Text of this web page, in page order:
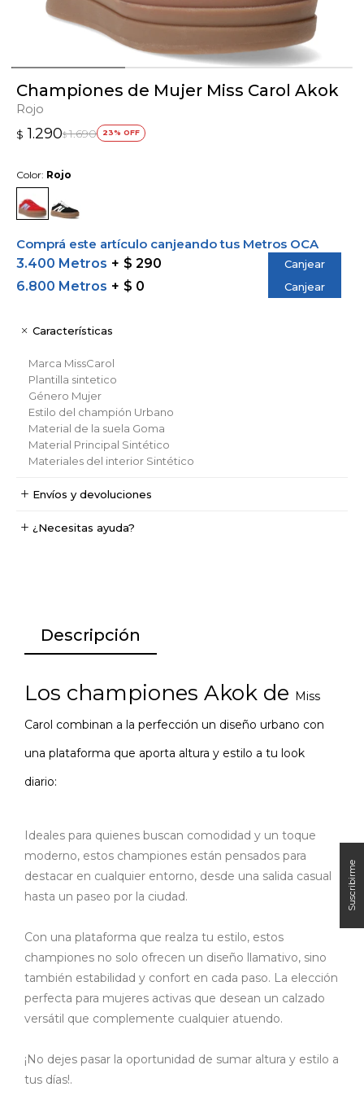
Championes de Mujer Miss Carol Akok
Rojo
$ 1.290$ 1.690 23
Color: Rojo
Comprá este artículo canjeando tus Metros OCA
3.400 Metros
$ 290 Canjear
6.800 Metros $ 0 Canjear
Características
Marca MissCarol
Plantilla sintetico
Género Mujer
Estilo del champión Urbano
Material de la suela Goma
Material Principal Sintético
Materiales del interior Sintético
Envíos y devoluciones
¿Necesitas ayuda?
Descripción
Los championes Akok de Miss
Carol combinan a la perfección un diseño urbano con
una plataforma que aporta altura y estilo a tu look
diario:
Ideales para quienes buscan comodidad y un toque
moderno, estos championes están pensados para
destacar en cualquier entorno, desde una salida casual
hasta un paseo por la ciudad.
Con una plataforma que realza tu estilo, estos
championes no solo ofrecen un diseño llamativo, sino
también estabilidad y confort en cada paso. La elección
perfecta para mujeres activas que desean un calzado
versátil que complemente cualquier atuendo.
¡No dejes pasar la oportunidad de sumar altura y estilo a
tus días!.